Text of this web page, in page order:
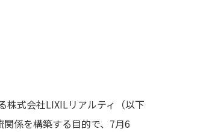
株式会社LIXILリアルティ（以下
係を構築する目的で、7月6